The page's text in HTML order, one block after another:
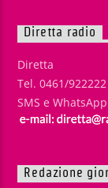
Diretta radio
Diretta
Tel. 0461/922222
SMS e
Redazione